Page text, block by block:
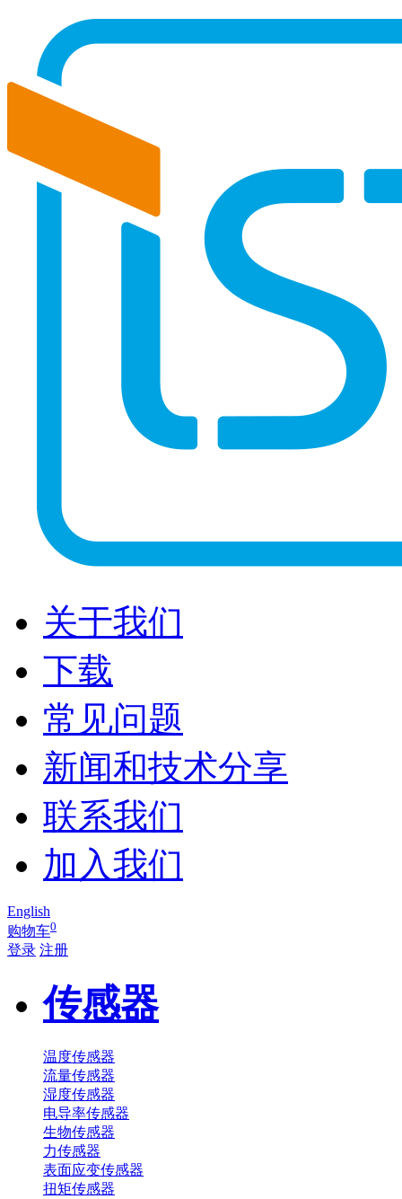
关于我们
下载
常见问题
新闻和技术分享
联系我们
加入我们
English
购物车0
登录 注册
传感器
温度传感器
流量传感器
湿度传感器
电导率传感器
生物传感器
力传感器
表面应变传感器
扭矩传感器